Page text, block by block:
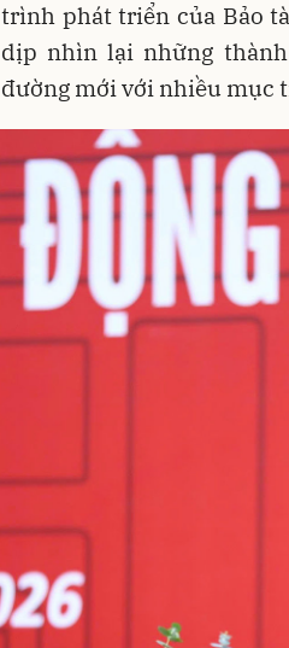
trình phát triển của Bảo
dịp nhìn lại những
đường mới với nhiều mục